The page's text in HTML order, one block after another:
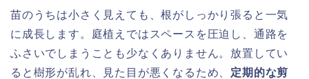
苗のうちは小さく見えても、根がしっかり張ると一気
に成長します。庭植えではスペースを圧迫し、通路を
ふさいでしまうことも少なくありません。放置してい
ると樹形が乱れ、見た目が悪くなるため、 定期的な剪